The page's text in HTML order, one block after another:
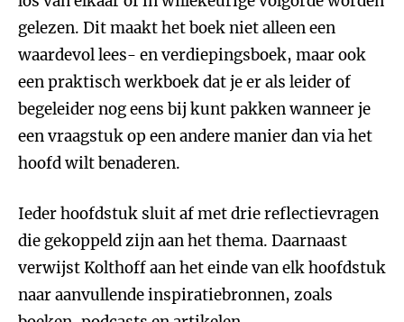
gelezen. Dit maakt het boek niet alleen een
waardevol lees- en verdiepingsboek, maar ook
een praktisch werkboek dat je er als leider of
begeleider nog eens bij kunt pakken wanneer je
een vraagstuk op een andere manier dan via het
hoofd wilt benaderen.
Ieder hoofdstuk sluit af met drie reflectievragen
die gekoppeld zijn aan het thema. Daarnaast
verwijst Kolthoff aan het einde van elk hoofdstuk
naar aanvullende inspiratiebronnen, zoals